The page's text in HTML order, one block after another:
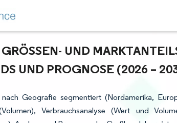
UND
UND PROGNOSE (2026 –
Geografie segmentiert (Nordamerika,
Verbrauchsanalyse (Wert und